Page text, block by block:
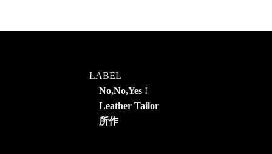
LABEL
No,No,Yes !
Leather Tailor
所作